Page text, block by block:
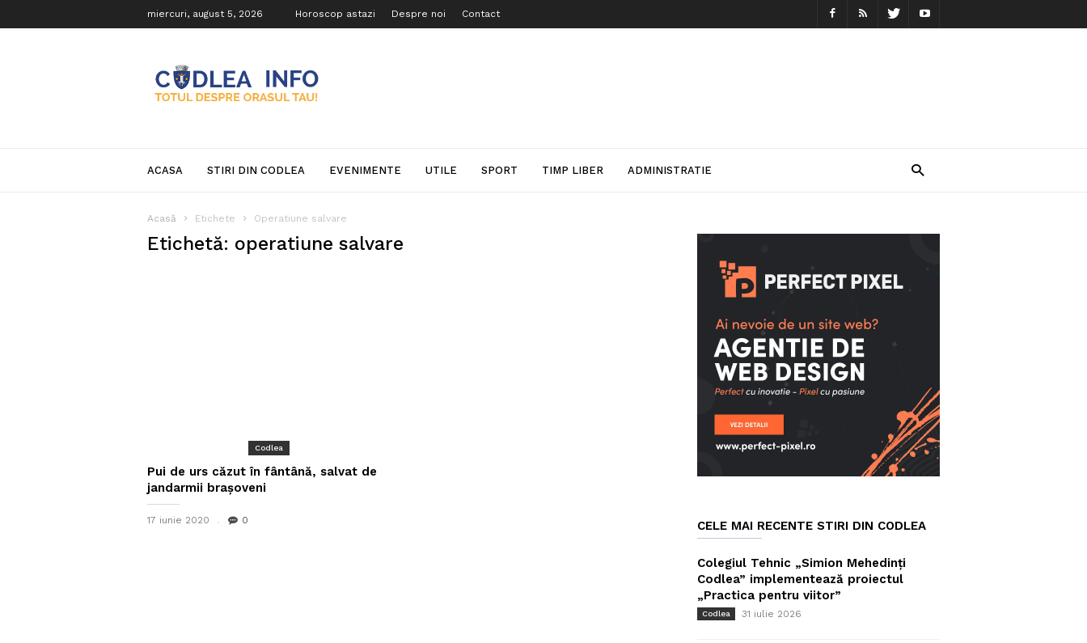
miercuri, august 5, 2026 Horoscop astazi Despre noi Contact
Info
ACASA STIRI DIN CODLEA EVENIMENTE UTILE SPORT TIMP LIBER ADMINISTRATIE
Acasă Etichete Operatiune salvare
Etichetă: operatiune salvare
Codlea
Pui de urs căzut în fântână, salvat de
jandarmii brașoveni
17 iunie 2020 0 CELE MAI RECENTE STIRI DIN CODLEA
Colegiul Tehnic „Simion Mehedinți
Codlea” implementează proiectul
„Practica pentru viitor”
Codlea 31 iulie 2026